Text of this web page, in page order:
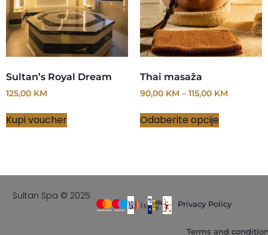
Sultan’s Royal Dream
125,00 KM
Kupi voucher
Thai masaža
90,00 KM – 115,00 KM
Odaberite opcije
Sultan Spa © 2025
Privacy Policy
Terms and